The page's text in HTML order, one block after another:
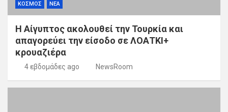
ΚΟΣΜΟΣ ΝΕΑ
Η Αίγυπτος ακολουθεί την Τουρκία και
απαγορεύει την είσοδο σε ΛΟΑΤΚΙ+
κρουαζιέρα
4 εβδομάδες ago NewsRoom